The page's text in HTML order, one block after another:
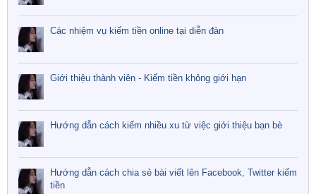
Các nhiệm vụ kiếm tiền online tại diễn đàn
Giới thiệu thành viên - Kiếm tiền không giới hạn
Hướng dẫn cách kiếm nhiều xu từ việc giới thiệu bạn bè
Hướng dẫn cách chia sẻ bài viết lên Facebook, Twitter kiếm
tiền